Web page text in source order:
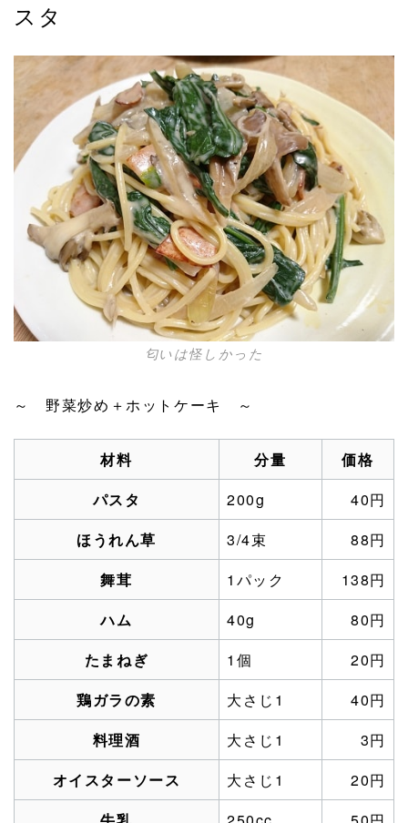
スタ
匂いは怪しかった
～ 野菜炒め＋ホットケーキ ～
材料 分量
価格
パスタ
200g
40円
ほうれん草
3/4束
88円
舞茸
1パック
138円
ハム
40g
80円
たまねぎ
1個
20円
鶏ガラの素
大さじ1
40円
料理酒
大さじ1
3円
オイスターソース
大さじ1
20円